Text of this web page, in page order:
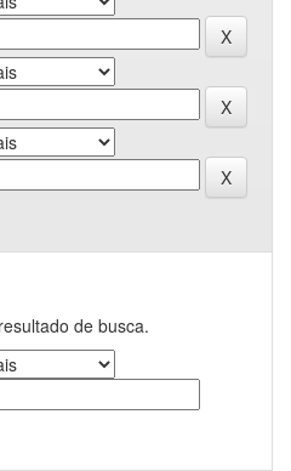
de busca.